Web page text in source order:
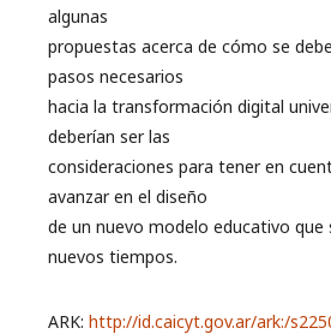
algunas
propuestas acerca de cómo se
pasos necesarios
hacia la transformación digital
deberían ser las
consideraciones para tener en
avanzar en el diseño
de un nuevo modelo educativo que
nuevos tiempos.
ARK: http://id.caicyt.gov.ar/ark:/